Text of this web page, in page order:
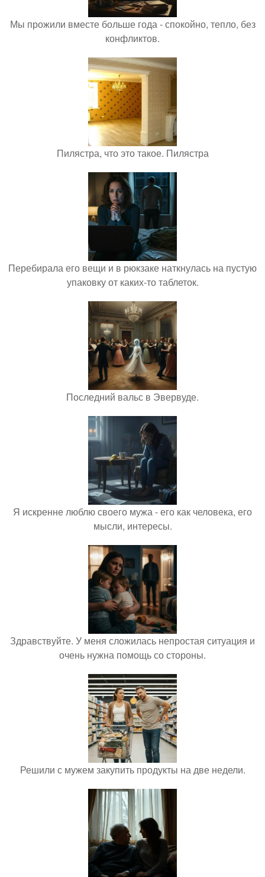
Мы прожили вместе больше года - спокойно, тепло, без
конфликтов.
Пилястра, что это такое. Пилястра
Перебирала его вещи и в рюкзаке наткнулась на пустую
упаковку от каких-то таблеток.
Последний вальс в Эвервуде.
Я искренне люблю своего мужа - его как человека, его
мысли, интересы.
Здравствуйте. У меня сложилась непростая ситуация и
очень нужна помощь со стороны.
Решили с мужем закупить продукты на две недели.